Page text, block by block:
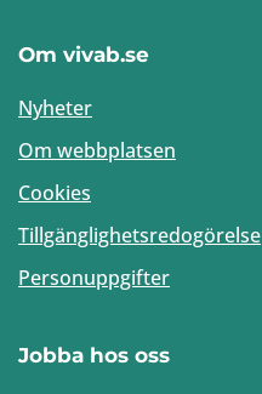
Om vivab.se
Nyheter
Om webbplatsen
Cookies
Tillgänglighetsredogörelse
Personuppgifter
Jobba hos oss